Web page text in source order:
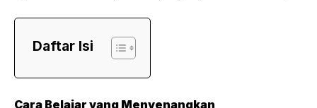
Daftar Isi
Cara Belajar yang Menyenangkan